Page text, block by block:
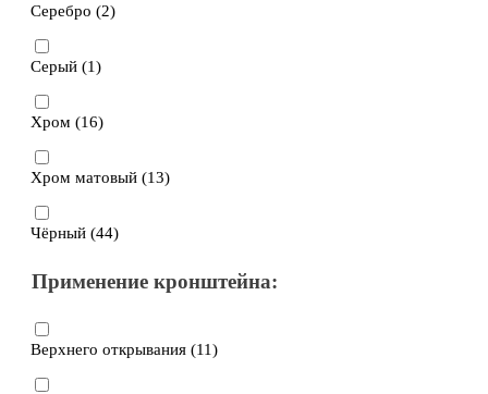
Серебро (2)
Серый (1)
Хром (16)
Хром матовый (13)
Чёрный (44)
Применение кронштейна:
Верхнего открывания (11)